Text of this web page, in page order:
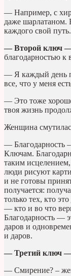
— Например, с
даже шарлатаном.
каждого свой путь.
— Второй ключ —
благодарностью к
— Я каждый день
все, что у меня
— Это тоже
твоя жизнь
Женщина
— Благодарность
Ключам.
таким
люди рисуют
и не готовы
получается:
только тех, кто
— кто и во что
Благодарность —
даров и
и даров.
— Третий ключ —
— Смирение? –